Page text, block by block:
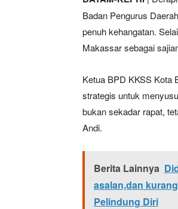
Badan Pengurus
penuh kehangatan.
Makassar sebagai
Ketua BPD KKSS Kota
strategis untuk
bukan sekadar rapat,
Andi.
Berita Lainnya
asalan,dan
Pelindung Diri